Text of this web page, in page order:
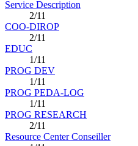
Service Description
2/11
COO-DIROP
2/11
EDUC
1/11
PROG DEV
1/11
PROG PEDA-LOG
1/11
PROG RESEARCH
2/11
Resource Center Conseiller